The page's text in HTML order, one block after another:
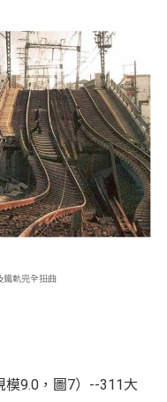
鐵軌完全扭曲
模9.0，圖7）--311大